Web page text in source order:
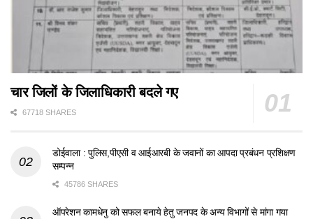
चार जिलों के जिलाधिकारी बदले गए
67718 SHARES
डोईवाला : पुलिस,पीएसी व आईआरबी के जवानों का आपदा प्रबंधन प्रशिक्षण
सम्पन्न
45786 SHARES
ऑपरेशन कामधेनु को सफल बनाये हेतु जनपद के अन्य विभागों से मांगा गया